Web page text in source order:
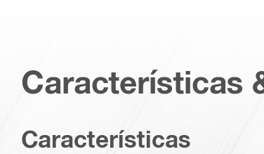
Características
Características